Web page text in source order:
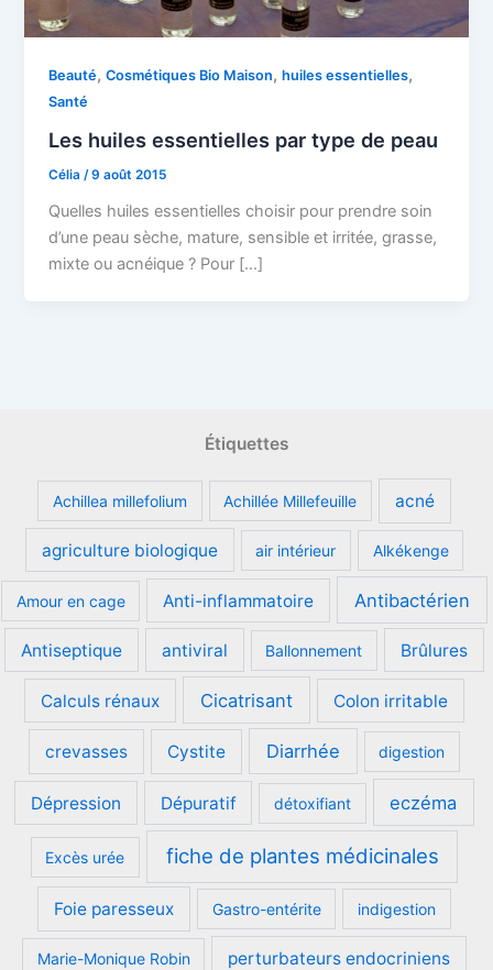
Beauté,Cosmétiques Bio Maison,huiles essentielles,
Santé
Les huiles essentielles par type de peau
Célia/9 août 2015
Quelles huiles essentielles choisir pour prendre soin
d’une peau sèche, mature, sensible et irritée, grasse,
mixte ou acnéique ? Pour […]
Étiquettes
Achillea millefolium Achillée Millefeuille acné
agriculture biologique air intérieur Alkékenge
Amour en cage Anti-inflammatoire Antibactérien
Antiseptique antiviral Ballonnement Brûlures
Calculs rénaux Cicatrisant Colon irritable
crevasses Cystite Diarrhée digestion
Dépression Dépuratif détoxifiant eczéma
Excès urée fiche de plantes médicinales
Foie paresseux Gastro-entérite indigestion
Marie-Monique Robin perturbateurs endocriniens